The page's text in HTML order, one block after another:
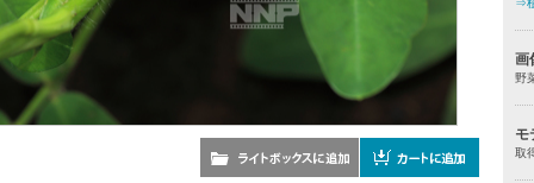
⇒
画
野
モ
取